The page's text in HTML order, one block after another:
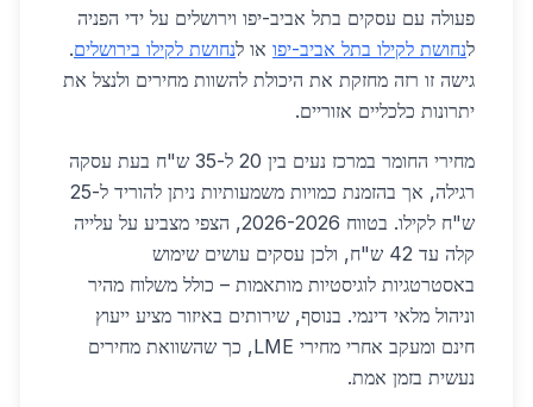
פעולה עם עסקים בתל אביב-יפו וירושלים על ידי הפניה
לנחושת לקילו בתל אביב-יפו או לנחושת לקילו בירושלים.
גישה זו רזה מחזקת את היכולת להשוות מחירים ולנצל את
יתרונות כלכליים אזוריים.
מחירי החומר במרכז נעים בין 20 ל-35 ש"ח בעת עסקה
רגילה, אך בהזמנת כמויות משמעותיות ניתן להוריד ל-25
ש"ח לקילו. בטווח 2026-2026, הצפי מצביע על עלייה
קלה עד 42 ש"ח, ולכן עסקים עושים שימוש
באסטרטגיות לוגיסטיות מותאמות – כולל משלוח מהיר
וניהול מלאי דינמי. בנוסף, שירותים באיזור מציע ייעוץ
חינם ומעקב אחרי מחירי LME, כך שהשוואת מחירים
נעשית בזמן אמת.